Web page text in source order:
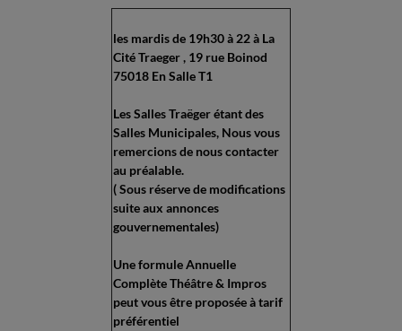
les mardis de 19h30 à 22 à La
Cité Traeger , 19 rue Boinod
75018 En Salle T1
Les Salles Traëger étant des
Salles Municipales, Nous vous
remercions de nous contacter
au préalable.
( Sous réserve de modifications
suite aux annonces
gouvernementales)
Une formule Annuelle
Complète Théâtre & Impros
peut vous être proposée à tarif
préférentiel